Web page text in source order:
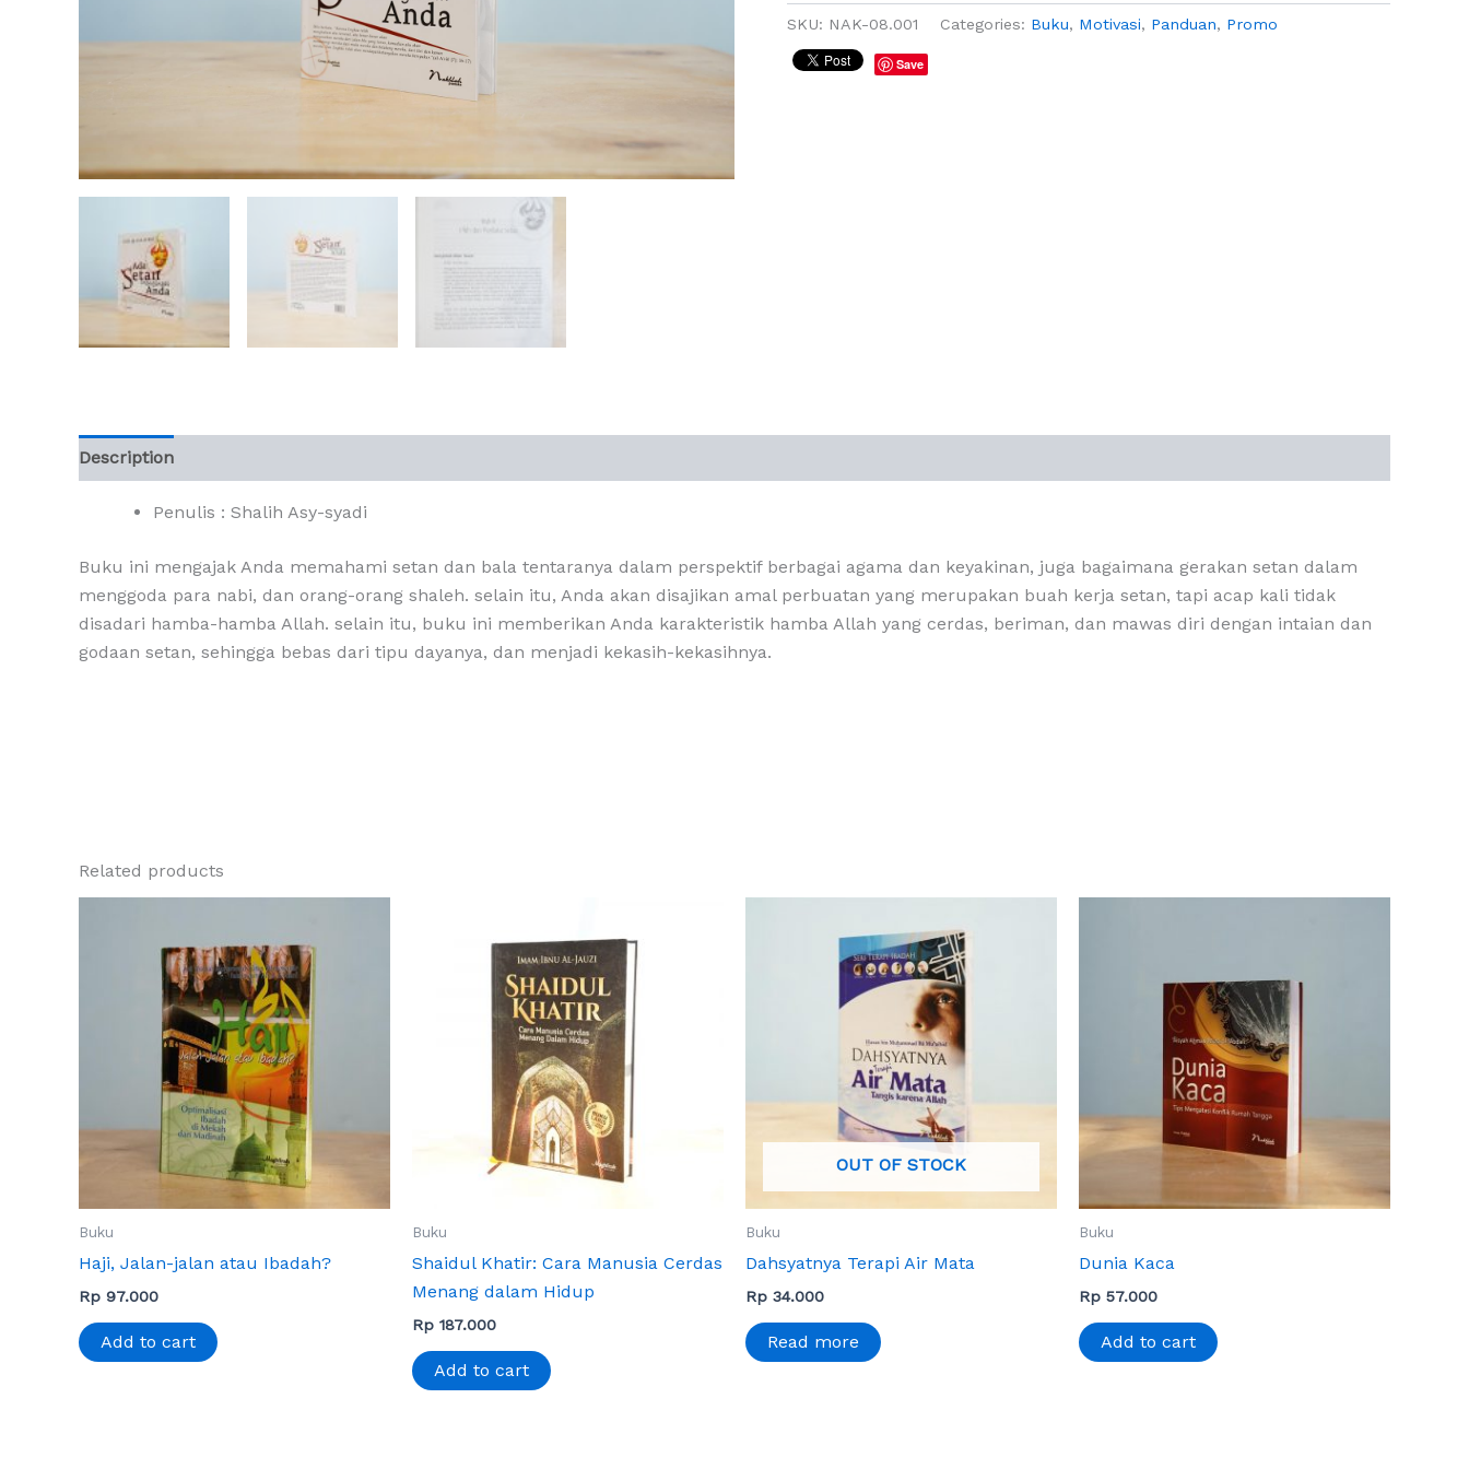
SKU: NAK-08.001 Categories: Buku, Motivasi, Panduan, Promo
Save
Description
Penulis : Shalih Asy-syadi
Buku ini mengajak Anda memahami setan dan bala tentaranya dalam perspektif berbagai agama dan keyakinan, juga bagaimana gerakan setan dalam
menggoda para nabi, dan orang-orang shaleh. selain itu, Anda akan disajikan amal perbuatan yang merupakan buah kerja setan, tapi acap kali tidak
disadari hamba-hamba Allah. selain itu, buku ini memberikan Anda karakteristik hamba Allah yang cerdas, beriman, dan mawas diri dengan intaian dan
godaan setan, sehingga bebas dari tipu dayanya, dan menjadi kekasih-kekasihnya.
Related products
Buku
Haji, Jalan-jalan atau Ibadah?
Rp 97.000
Add to cart
Buku
Shaidul Khatir: Cara Manusia Cerdas
Menang dalam Hidup
Rp 187.000
Add to cart
OUT OF STOCK
Buku
Dahsyatnya Terapi Air Mata
Rp 34.000
Read more
Buku
Dunia Kaca
Rp 57.000
Add to cart